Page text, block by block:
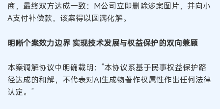
商，最终双方达成一致：M公司立即删除涉案图片，并向小
A支付补偿款，该案得以圆满化解。
明晰个案效力边界 实现技术发展与权益保护的双向兼顾
本案调解协议中明确载明：“本协议系基于民事权益保护路
径达成的和解，不代表对AI生成物著作权属性作出任何法律
认定。”